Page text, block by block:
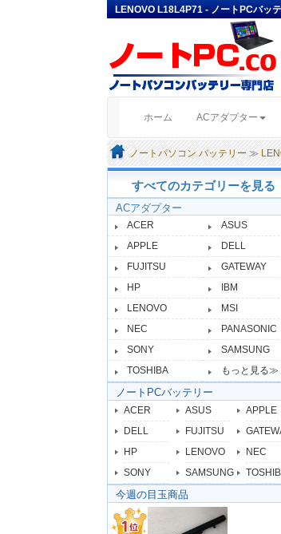
LENOVO L18L4P71 - ノートPCバッ
ホーム (current)ACアダプター
ノートパソコン バッテリー ≫
すべてのカテゴリーを見る
ACアダプター
ACER
ASUS
APPLE
DELL
FUJITSU
GATEWAY
HP
IBM
LENOVO
MSI
NEC
PANASONIC
SONY
SAMSUNG
TOSHIBA
もっと見る≫
ノートPCバッテリー
ACER ASUS
APPLE
DELL
FUJITSU
HP
LENOVO
NEC
SONY
SAMSUNG
今週の目玉商品